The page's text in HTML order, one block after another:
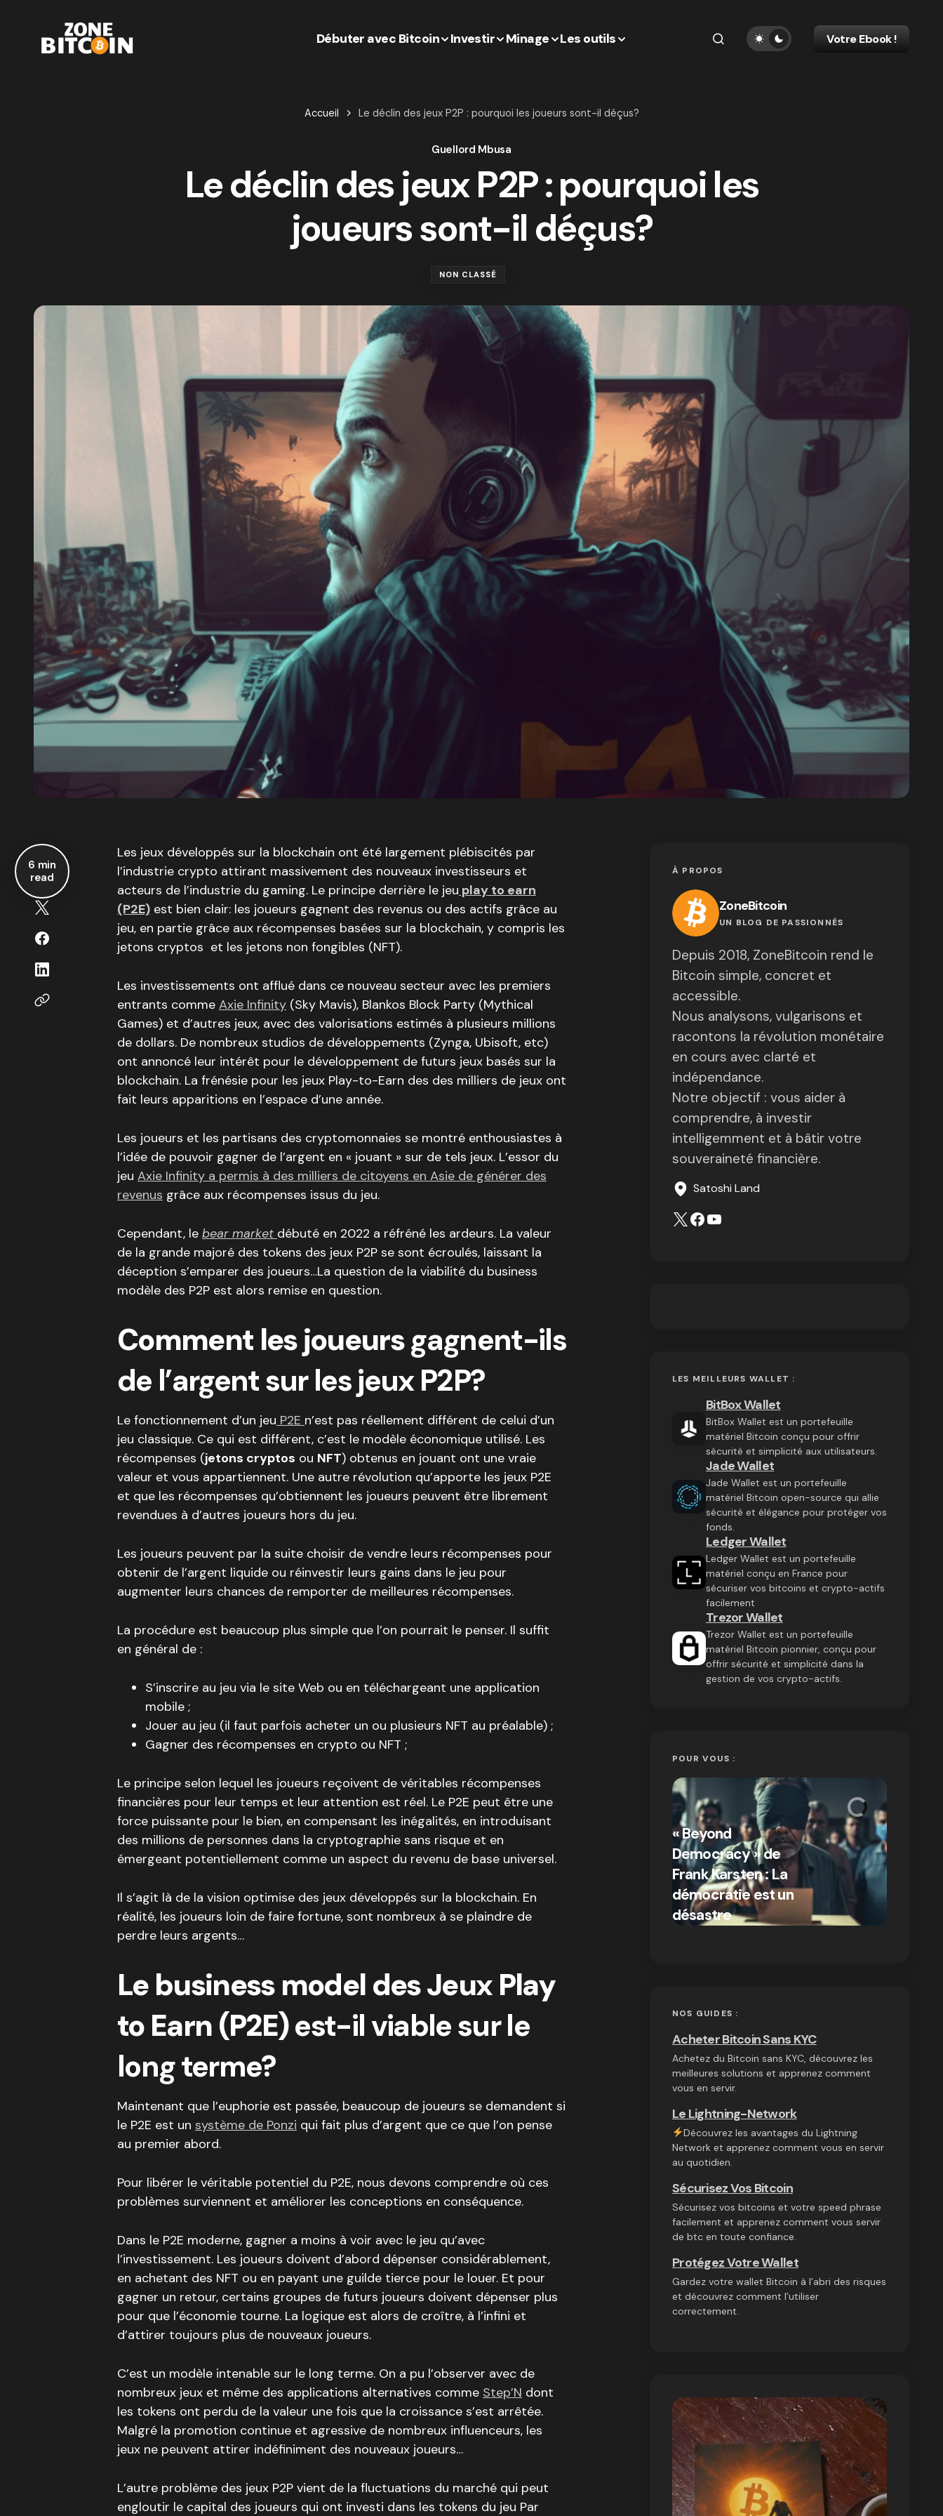
Débuter avec Bitcoin Investir Minage Les outils Votre Ebook !
Accueil Le déclin des jeux P2P : pourquoi les joueurs sont-il déçus?
Guellord Mbusa
Le déclin des jeux P2P : pourquoi les
joueurs sont-il déçus?
NON CLASSÉ
6 min
read
Les jeux développés sur la blockchain ont été largement plébiscités par
l’industrie crypto attirant massivement des nouveaux investisseurs et
acteurs de l’industrie du gaming. Le principe derrière le jeu play to earn
(P2E) est bien clair: les joueurs gagnent des revenus ou des actifs grâce au
jeu, en partie grâce aux récompenses basées sur la blockchain, y compris les
jetons cryptos et les jetons non fongibles (NFT).
Les investissements ont afflué dans ce nouveau secteur avec les premiers
entrants comme Axie Infinity (Sky Mavis), Blankos Block Party (Mythical
Games) et d’autres jeux, avec des valorisations estimés à plusieurs millions
de dollars. De nombreux studios de développements (Zynga, Ubisoft, etc)
ont annoncé leur intérêt pour le développement de futurs jeux basés sur la
blockchain. La frénésie pour les jeux Play-to-Earn des des milliers de jeux ont
fait leurs apparitions en l’espace d’une année.
Les joueurs et les partisans des cryptomonnaies se montré enthousiastes à
l’idée de pouvoir gagner de l’argent en « jouant » sur de tels jeux. L’essor du
jeu Axie Infinity a permis à des milliers de citoyens en Asie de générer des
revenus grâce aux récompenses issus du jeu.
Cependant, le bear market débuté en 2022 a réfréné les ardeurs. La valeur
de la grande majoré des tokens des jeux P2P se sont écroulés, laissant la
déception s’emparer des joueurs…La question de la viabilité du business
modèle des P2P est alors remise en question.
Comment les joueursgagnent-ils
de l’argent sur les jeux P2P?
Le fonctionnement d’un jeu P2E n’est pas réellement différent de celui d’un
jeu classique. Ce qui est différent, c’est le modèle économique utilisé. Les
récompenses (jetons cryptos ou NFT) obtenus en jouant ont une vraie
valeur et vous appartiennent. Une autre révolution qu’apporte les jeux P2E
et que les récompenses qu’obtiennent les joueurs peuvent être librement
revendues à d’autres joueurs hors du jeu.
Les joueurs peuvent par la suite choisir de vendre leurs récompenses pour
obtenir de l’argent liquide ou réinvestir leurs gains dans le jeu pour
augmenter leurs chances de remporter de meilleures récompenses.
La procédure est beaucoup plus simple que l’on pourrait le penser. Il suffit
en général de :
S’inscrire au jeu via le site Web ou en téléchargeant une application
mobile ;
Jouer au jeu (il faut parfois acheter un ou plusieurs NFT au préalable) ;
Gagner des récompenses en crypto ou NFT ;
Le principe selon lequel les joueurs reçoivent de véritables récompenses
financières pour leur temps et leur attention est réel. Le P2E peut être une
force puissante pour le bien, en compensant les inégalités, en introduisant
des millions de personnes dans la cryptographie sans risque et en
émergeant potentiellement comme un aspect du revenu de base universel.
Il s’agit là de la vision optimise des jeux développés sur la blockchain. En
réalité, les joueurs loin de faire fortune, sont nombreux à se plaindre de
perdre leurs argents…
Le business model des Jeux Play
to Earn (P2E)est-il viable sur le
long terme?
Maintenant que l’euphorie est passée, beaucoup de joueurs se demandent si
le P2E est un système de Ponzi qui fait plus d’argent que ce que l’on pense
au premier abord.
Pour libérer le véritable potentiel du P2E, nous devons comprendre où ces
problèmes surviennent et améliorer les conceptions en conséquence.
Dans le P2E moderne, gagner a moins à voir avec le jeu qu’avec
l’investissement. Les joueurs doivent d’abord dépenser considérablement,
en achetant des NFT ou en payant une guilde tierce pour le louer. Et pour
gagner un retour, certains groupes de futurs joueurs doivent dépenser plus
pour que l’économie tourne. La logique est alors de croître, à l’infini et
d’attirer toujours plus de nouveaux joueurs.
C’est un modèle intenable sur le long terme. On a pu l’observer avec de
nombreux jeux et même des applications alternatives comme Step’N dont
les tokens ont perdu de la valeur une fois que la croissance s’est arrêtée.
Malgré la promotion continue et agressive de nombreux influenceurs, les
jeux ne peuvent attirer indéfiniment des nouveaux joueurs…
L’autre problème des jeux P2P vient de la fluctuations du marché qui peut
engloutir le capital des joueurs qui ont investi dans les tokens du jeu Par
À PROPOS
ZoneBitcoin
UN BLOG DE PASSIONNÉS
Depuis 2018, ZoneBitcoin rend le
Bitcoin simple, concret et
accessible.
Nous analysons, vulgarisons et
racontons la révolution monétaire
en cours avec clarté et
indépendance.
Notre objectif : vous aider à
comprendre, à investir
intelligemment et à bâtir votre
souveraineté financière.
Satoshi Land
LES MEILLEURS WALLET :
BitBox Wallet
BitBox Wallet est un portefeuille
matériel Bitcoin conçu pour offrir
sécurité et simplicité aux utilisateurs.
Jade Wallet
Jade Wallet est un portefeuille
matériel Bitcoin open-source qui allie
sécurité et élégance pour protéger vos
fonds.
Ledger Wallet
Ledger Wallet est un portefeuille
matériel conçu en France pour
sécuriser vos bitcoins et crypto-actifs
facilement
Trezor Wallet
Trezor Wallet est un portefeuille
matériel Bitcoin pionnier, conçu pour
offrir sécurité et simplicité dans la
gestion de vos crypto-actifs.
POUR VOUS :
« Beyond
Democracy » de
Frank Karsten : La
démocratie est un
désastre
on 03/10/2024
NOS GUIDES :
Acheter Bitcoin Sans KYC
Achetez du Bitcoin sans KYC, découvrez les
meilleures solutions et apprenez comment
vous en servir.
Le Lightning-Network
Découvrez les avantages du Lightning
Network et apprenez comment vous en servir
au quotidien.
Sécurisez Vos Bitcoin
Sécurisez vos bitcoins et votre speed phrase
facilement et apprenez comment vous servir
de btc en toute confiance.
Protégez Votre Wallet
Gardez votre wallet Bitcoin à l’abri des risques
et découvrez comment l’utiliser
correctement.